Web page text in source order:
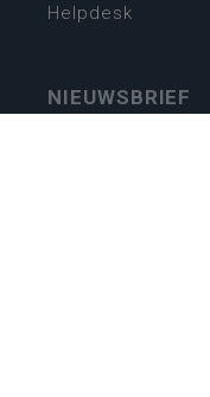
Helpdesk
NIEUWSBRIEF